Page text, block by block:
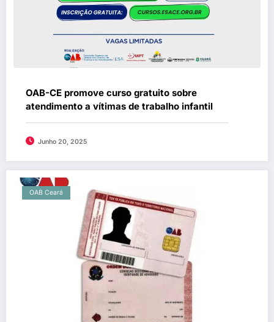
OAB-CE promove curso gratuito sobre
atendimento a vítimas de trabalho infantil
Junho 20, 2025
OAB Ceará